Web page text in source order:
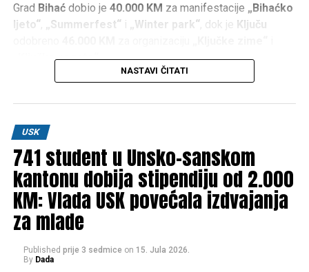
Grad Bihaćdobio je 40.000 KM za manifestacije „Bihaćko
ljeto“
„Summerfest“ i „Winter park“ , dok je Ključu
„Ključke regate“.
manifestacije„Petrovačko ljeto“i„Zimska čarolija“,
teVelikoj Kladuši
„Kladuško ljeto“.
Iz kantonalnih institucija poručuju da će se i u narednom
periodu nastaviti ulaganja u događaje koji doprinose
promociji Krajine kao atraktivne turističke destinacije,
privlače posjetioce i stvaraju nove prilike za razvoj lokalne
ekonomije.
NASTAVI ČITATI
USK
741 student u Unsko-sanskom
kantonu dobija stipendiju od 2.000
KM: Vlada USK povećala izdvajanja
za mlade
Published prije 3 sedmice on 15. Jula 2026.
By Dada